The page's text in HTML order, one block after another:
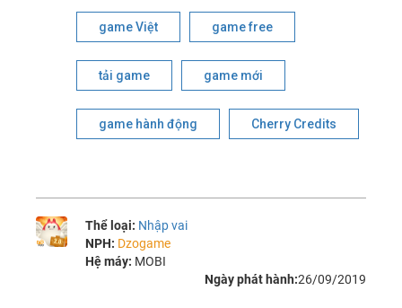
game Việt game free
tải game game mới
game hành động Cherry Credits
Thể loại: Nhập vai
NPH: Dzogame
Hệ máy: MOBI
Ngày phát hành:26/09/2019